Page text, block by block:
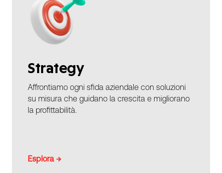
Strategy
Affrontiamo ogni sfida aziendale con soluzioni
su misura che guidano la crescita e migliorano
la profittabilità.
Esplora →